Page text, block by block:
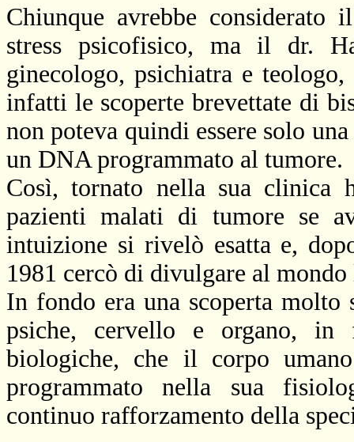
Chiunque avrebbe considerato
stress psicofisico, ma il dr.
ginecologo, psichiatra e
infatti le scoperte brevettate di
non poteva quindi essere solo
un DNA programmato al tumore.
Così, tornato nella sua clinica
pazienti malati di tumore se
intuizione si rivelò esatta e,
1981 cercò di divulgare al mondo
In fondo era una scoperta molto
psiche, cervello e organo, in
biologiche, che il corpo
programmato nella sua
continuo rafforzamento della